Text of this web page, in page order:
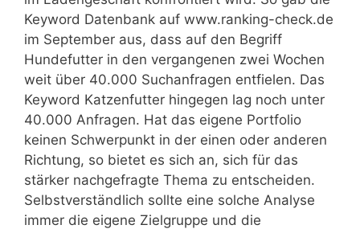
Keyword Datenbank auf www.ranking-check.de
im September aus, dass auf den Begriff
Hundefutter in den vergangenen zwei Wochen
weit über 40.000 Suchanfragen entfielen. Das
Keyword Katzenfutter hingegen lag noch unter
40.000 Anfragen. Hat das eigene Portfolio
keinen Schwerpunkt in der einen oder anderen
Richtung, so bietet es sich an, sich für das
stärker nachgefragte Thema zu entscheiden.
Selbstverständlich sollte eine solche Analyse
immer die eigene Zielgruppe und die